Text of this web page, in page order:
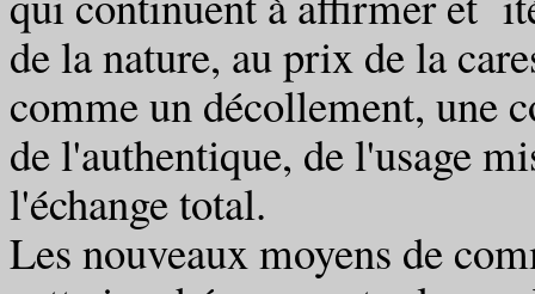
de la nature, au prix de la
comme un décollement, une
de l'authentique, de l'usage
l'échange total.
Les nouveaux moyens de